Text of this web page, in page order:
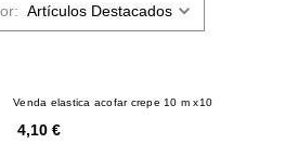
Venda elastica acofar crepe 10 m x10
4,10 €